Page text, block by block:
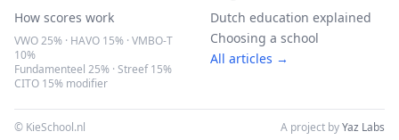
How scores work
VWO 25% · HAVO 15% · VMBO-T
10%
Fundamenteel 25% · Streef 15%
CITO 15% modifier
Dutch education explained
Choosing a school
All articles →
© KieSchool.nl A project byYaz Labs